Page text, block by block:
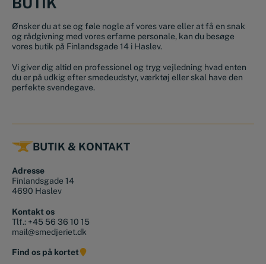
Ønsker du at se og føle nogle af vores vare eller at få en snak
og rådgivning med vores erfarne personale, kan du besøge
vores butik på Finlandsgade 14 i Haslev.
Vi giver dig altid en professionel og tryg vejledning hvad enten
du er på udkig efter smedeudstyr, værktøj eller skal have den
perfekte svendegave.
BUTIK & KONTAKT
Adresse
Finlandsgade 14
4690 Haslev
Kontakt os
Tlf.: +45 56 36 10 15
mail@smedjeriet.dk
Find os på kortet